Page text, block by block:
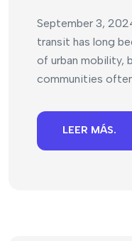
September 3,
transit has long
of urban mobility,
communities
LEER MÁS.